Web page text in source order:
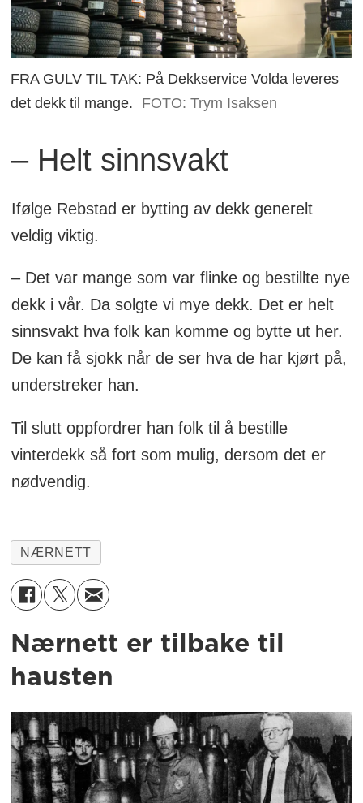
FRA GULV TIL TAK: På Dekkservice Volda leveres
det dekk til mange.
FOTO: Trym Isaksen
– Helt sinnsvakt
Ifølge Rebstad er bytting av dekk generelt
veldig viktig.
– Det var mange som var flinke og bestillte nye
dekk i vår. Da solgte vi mye dekk. Det er helt
sinnsvakt hva folk kan komme og bytte ut her.
De kan få sjokk når de ser hva de har kjørt på,
understreker han.
Til slutt oppfordrer han folk til å bestille
vinterdekk så fort som mulig, dersom det er
nødvendig.
NÆRNETT
Nærnett er tilbake til
hausten